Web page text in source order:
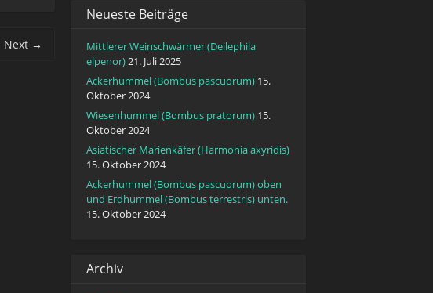
Next →
Neueste Beiträge
Mittlerer Weinschwärmer (Deilephila
elpenor)21. Juli 2025
Ackerhummel (Bombus pascuorum) 15.
Oktober 2024
Wiesenhummel (Bombus pratorum) 15.
Oktober 2024
Asiatischer Marienkäfer (Harmonia axyridis)
15. Oktober 2024
Ackerhummel (Bombus pascuorum) oben
und Erdhummel (Bombus terrestris) unten.
15. Oktober 2024
Archiv